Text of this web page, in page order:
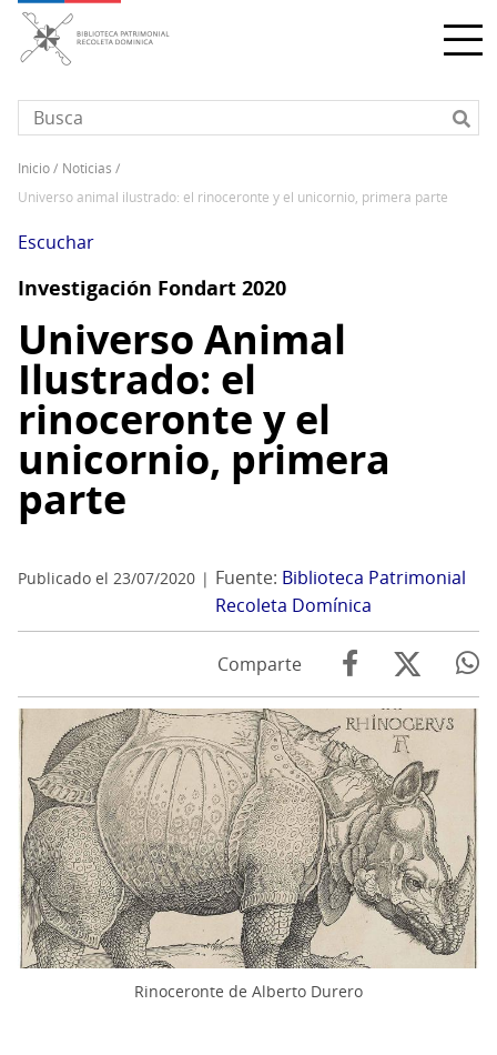
Pasar
contenido
principal
Sobrescribir
de
ayuda
a
la
navegación
inicio
noticias
universo animal ilustrado: el rinoceronte y el unicornio, primera parte
Escuchar
Investigación Fondart 2020
Universo Animal
Ilustrado: el
rinoceronte y el
unicornio, primera
parte
Publicado el 23/07/2020 Fuente: Biblioteca Patrimonial
Recoleta Domínica
Comparte
Rinoceronte de Alberto Durero